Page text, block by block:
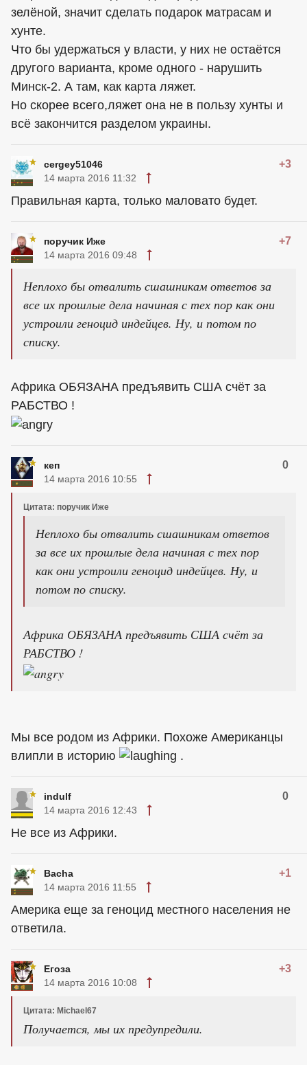
зелёной, значит сделать подарок матрасам и
хунте.
Что бы удержаться у власти, у них не остаётся
другого варианта, кроме одного - нарушить
Минск-2. А там, как карта ляжет.
Но скорее всего,ляжет она не в пользу хунты и
всё закончится разделом украины.
cergey51046 +3
14 марта 2016 11:32
Правильная карта, только маловато будет.
поручик Иже +7
14 марта 2016 09:48
Неплохо бы отвалить сшашникам ответов за
все их прошлые дела начиная с тех пор как они
устроили геноцид индейцев. Ну, и потом по
списку.
Африка ОБЯЗАНА предъявить США счёт за
РАБСТВО !
кеп 0
14 марта 2016 10:55
Цитата: поручик Иже
Неплохо бы отвалить сшашникам ответов
за все их прошлые дела начиная с тех пор
как они устроили геноцид индейцев. Ну, и
потом по списку.
Африка ОБЯЗАНА предъявить США счёт за
РАБСТВО !
Мы все родом из Африки. Похоже Американцы
влипли в историю
.
indulf 0
14 марта 2016 12:43
Не все из Африки.
Bacha +1
14 марта 2016 11:55
Америка еще за геноцид местного населения не
ответила.
Егоза +3
14 марта 2016 10:08
Цитата: Michael67
Получается, мы их предупредили.